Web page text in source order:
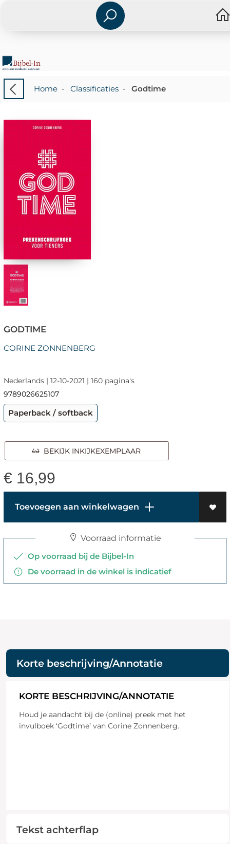
Home- Classificaties- Godtime
GODTIME
CORINE ZONNENBERG
Nederlands | 12-10-2021 | 160 pagina's
9789026625107
Paperback / softback
BEKIJK INKIJKEXEMPLAAR
€ 16,99
Toevoegen aan winkelwagen
Voorraad informatie
Op voorraad bij de Bijbel-In
De voorraad in de winkel is indicatief
Korte beschrijving/Annotatie
KORTE BESCHRIJVING/ANNOTATIE
Houd je aandacht bij de (online) preek met het
invulboek ‘Godtime’ van Corine Zonnenberg.
Tekst achterflap